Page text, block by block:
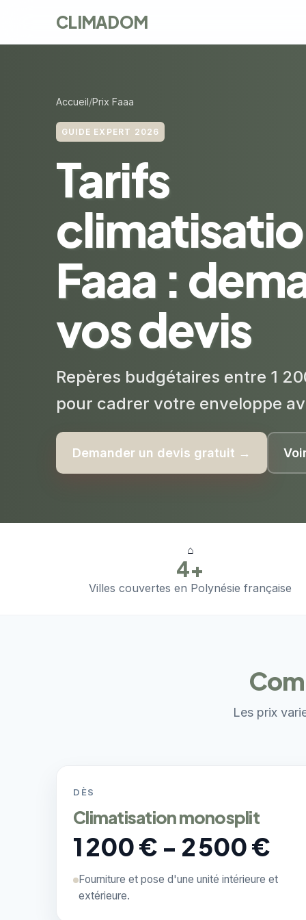
CLIMADOM
Accueil Prix Faaa
GUIDE EXPERT 2026
Tarifs
Faaa :
vos devis
Repères budgétaires entre 1
pour cadrer votre enveloppe
Demander un devis gratuit →
⌂
4+
Villes couvertes en Polynésie française
Les prix
DÈS
Climatisation monosplit
1 200 € - 2 500 €
Fourniture et pose d'une unité intérieure et
extérieure.